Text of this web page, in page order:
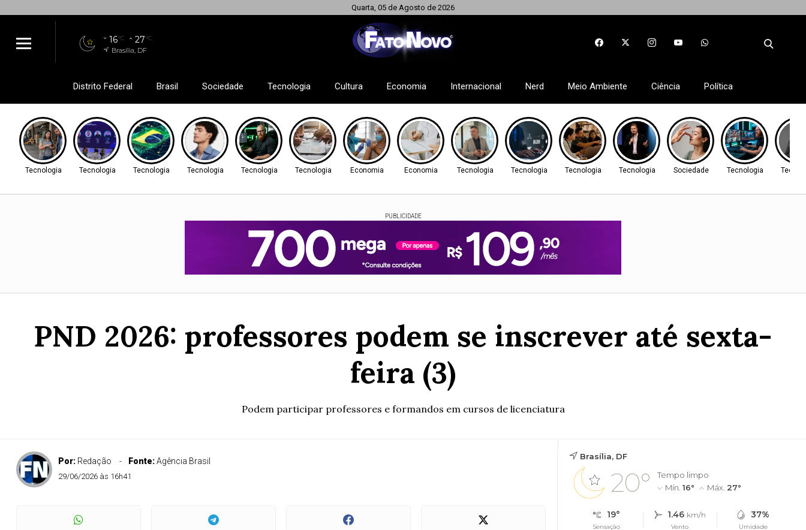
Quarta, 05 de Agosto de 2026
16°C 27°C
Brasília, DF
Distrito Federal Brasil Sociedade Tecnologia Cultura Economia Internacional Nerd Meio Ambiente Ciência Política
Tecnologia Tecnologia Tecnologia Tecnologia Tecnologia Tecnologia Economia Economia Tecnologia Tecnologia Tecnologia Tecnologia Sociedade Tecnologia
PUBLICIDADE
PND 2026: professores podem se inscrever até sexta-
feira (3)
Podem participar professores e formandos em cursos de licenciatura
Por: Redação Fonte:Agência Brasil
29/06/2026 às 16h41
Brasília, DF
20°
Tempo limpo
Mín. 16° Máx. 27°
19°
Sensação
1.46 km/h
Vento
37%
Umidade